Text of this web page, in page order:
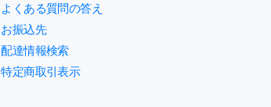
よくある質問の答え
お振込先
配達情報検索
特定商取引表示